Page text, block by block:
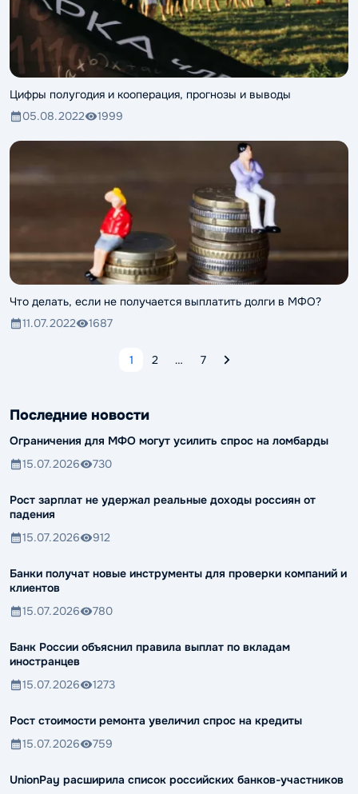
Цифры полугодия и кооперация, прогнозы и выводы
05.08.2022
1999
Что делать, если не получается выплатить долги в МФО?
11.07.2022
1687
1 2 … 7
Последние новости
Ограничения для МФО могут усилить спрос на ломбарды
15.07.2026
730
Рост зарплат не удержал реальные доходы россиян от
падения
15.07.2026
912
Банки получат новые инструменты для проверки компаний и
клиентов
15.07.2026
780
Банк России объяснил правила выплат по вкладам
иностранцев
15.07.2026
1273
Рост стоимости ремонта увеличил спрос на кредиты
15.07.2026
759
UnionPay расширила список российских банков-участников